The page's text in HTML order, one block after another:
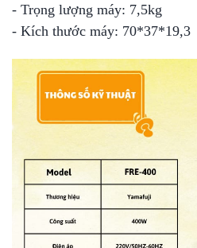
- Trọng lượng máy: 7,5kg
- Kích thước máy: 70*37*19,3